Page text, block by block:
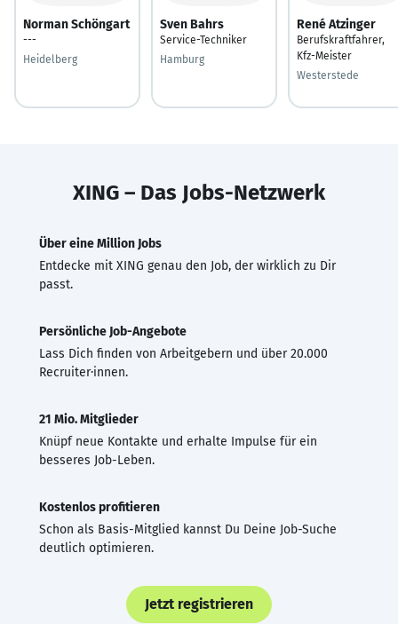
Norman Schöngart
---
Heidelberg
Sven Bahrs
Service-Techniker
Hamburg
René Atzinger
Berufskraftfahrer,
Kfz-Meister
Westerstede
XING – Das Jobs-Netzwerk
Über eine Million Jobs
Entdecke mit XING genau den Job, der wirklich zu Dir
passt.
Persönliche Job-Angebote
Lass Dich finden von Arbeitgebern und über 20.000
Recruiter·innen.
21 Mio. Mitglieder
Knüpf neue Kontakte und erhalte Impulse für ein
besseres Job-Leben.
Kostenlos profitieren
Schon als Basis-Mitglied kannst Du Deine Job-Suche
deutlich optimieren.
Jetzt registrieren